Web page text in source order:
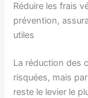
Réduire les frais
prévention,
utiles
La réduction des
risquées, mais
reste le levier le